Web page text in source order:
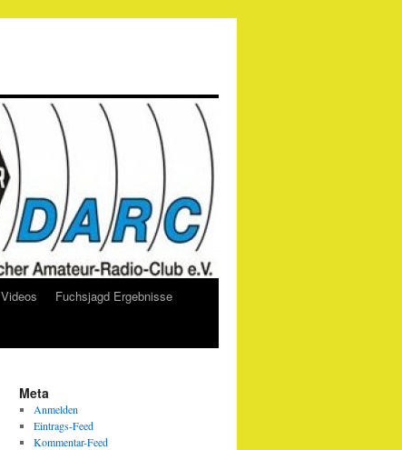
Videos
Fuchsjagd Ergebnisse
Meta
Anmelden
Eintrags-Feed
Kommentar-Feed